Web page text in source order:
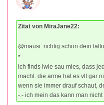
Zitat von MiraJane22:
@mausi: richtig schön dein
*
ich finds iwie sau mies, dass
macht. die arme hat es vlt gar
wenn sie immer drauf schaut,
-.- ich mein das kann man